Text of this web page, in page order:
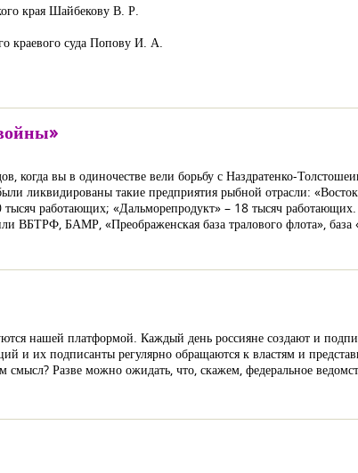
края Шайбекову В. Р.
краевого суда Попову И. А.
когда вы в одиночестве вели борьбу с Наздратенко-
ликвидированы такие предприятия рыбной отрасли:
тысяч работающих; «Дальморепродукт» – 18 тысяч
ВБТРФ, БАМР, «Преображенская база тралового флота»,
нашей платформой. Каждый день россияне создают и
и их подписанты регулярно обращаются к властям и
Разве можно ожидать, что, скажем, федеральное